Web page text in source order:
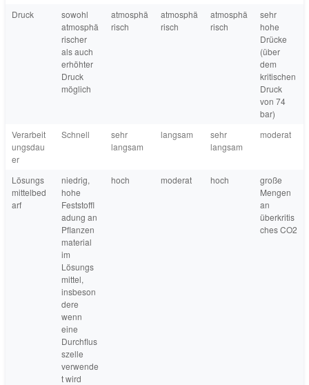
Druck
sowohl
atmosphä
rischer
als auch
erhöhter
Druck
möglich
atmosphä
risch
atmosphä
risch
atmosphä
risch
sehr
hohe
Drücke
(über
dem
kritischen
Druck
von 74
bar)
Verarbeit
ungsdau
er
Schnell
sehr
langsam
langsam
sehr
langsam
moderat
Lösungs
mittelbed
arf
niedrig,
hohe
Feststoffl
adung an
Pflanzen
material
im
Lösungs
mittel,
insbeson
dere
wenn
eine
Durchflus
szelle
verwende
t wird
hoch moderat hoch
große
Mengen
an
überkritis
ches CO2